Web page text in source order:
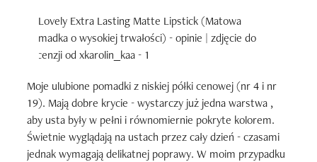
Moje ulubione pomadki z niskiej półki cenowej (nr 4 i nr
19). Mają dobre krycie - wystarczy już jedna warstwa ,
aby usta były w pełni i równomiernie pokryte kolorem.
Świetnie wyglądają na ustach przez cały dzień - czasami
jednak wymagają delikatnej poprawy. W moim przypadku